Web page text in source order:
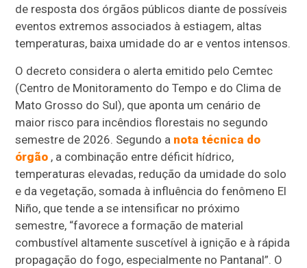
de resposta dos órgãos públicos diante de possíveis
eventos extremos associados à estiagem, altas
temperaturas, baixa umidade do ar e ventos intensos.
O decreto considera o alerta emitido pelo Cemtec
(Centro de Monitoramento do Tempo e do Clima de
Mato Grosso do Sul), que aponta um cenário de
maior risco para incêndios florestais no segundo
semestre de 2026. Segundo a nota técnica do
órgão , a combinação entre déficit hídrico,
temperaturas elevadas, redução da umidade do solo
e da vegetação, somada à influência do fenômeno El
Niño, que tende a se intensificar no próximo
semestre, “favorece a formação de material
combustível altamente suscetível à ignição e à rápida
propagação do fogo, especialmente no Pantanal”. O